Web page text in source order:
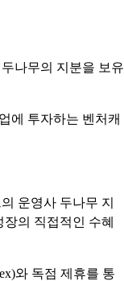
나무의 지분을 보유
에 투자하는 벤처캐
운영사 두나무 지
의 직접적인 수혜
와 독점 제휴를 통